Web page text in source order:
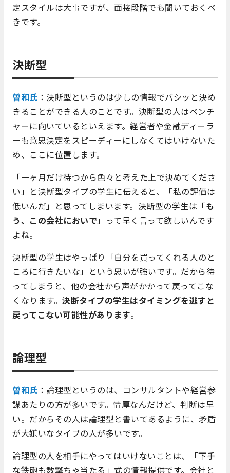
定スタイルは大事ですが、面接段階でも聞いておくべ
きです。
決断型
曽和氏 ：決断型というのは少しの情報でバシッと決め
きることができる人のことです。決断型の人はベンチ
ャーに向いているといえます。経営者や金融ディーラ
ーも意思決定をスピーディーにしなくてはいけないた
め、ここに位置します。
「一ヶ月だけ待つから色々と考えた上で決めてくださ
い」と決断型タイプの学生に伝えると、「私の評価は
低いんだ」と思ってしまいます。決断型の学生は「も
う、この会社においで 」って早く言って欲しいんです
よね。
決断型の学生はやっぱり「自分を買ってくれる人のと
ころに行きたいな」という思いが強いです。だから待
ってしまうと、他の会社から声がかかって戻ってこな
くなります。 決断タイプの学生はタイミングを逃すと
戻ってこない可能性があります。
論理型
曽和氏 ：論理型というのは、コンサルタントや経営参
謀あたりの方が多いです。情厚なんだけど、判断は早
い。だからその人は論理型と書いてあるように、矛盾
が大嫌いなタイプの人が多いです。
論理型の人を相手にやってはいけないことは、「下手
な鉄砲も数撃ちゃ当たる」式の情報提供です。会社と